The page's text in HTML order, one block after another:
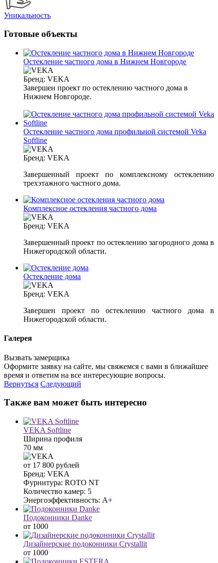
Уникальность
Готовые объекты
Остекление частного дома в Нижнем Новгороде
Бренд: VEKA
Завершен проект по остеклению частного дома в
Нижнем Новгороде.
Остекление частного дома профильной системой Veka
Softline
Бренд: VEKA
Завершенный проект по комплексному остеклению
трехэтажного частного дома.
Комплексное остекления частного дома
Бренд: VEKA
Завершенный проект по остеклению загородного дома в
Нижегородской области.
Остекление дома
Бренд: VEKA
Завершен проект по остеклению частного дома в
Нижегородской области.
Галерея
Вызвать замерщика
Оформите заявку на сайте, мы свяжемся с вами в ближайшее
время и ответим на все интересующие вопросы.
Вернуться Следующий
Также вам может быть интересно
VEKA Softline
Ширина профиля
70 мм
от 17 800 рублей
Бренд: VEKA
Фурнитура: ROTO NT
Количество камер: 5
Энергоэффективность: A+
Подоконники Danke
от 1000
Дизайнерские подоконники Crystallit
от 1000